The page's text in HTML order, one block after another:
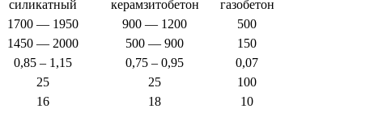
силикатный керамзитобетон
газобетон
1700 — 1950 900 — 1200
500
1450 — 2000 500 — 900
150
0,85 – 1,15 0,75 – 0,95
0,07
25 25
100
16 18
10